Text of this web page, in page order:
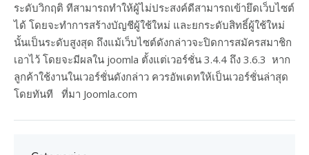
ระดับวิกฤติ ทีสามารถทำให้ผู้ไม่ประสงค์ดีสามารถเข้ายึดเว็บไซต์
ได้ โดยจะทำการสร้างบัญชีผู้ใช้ใหม่ และยกระดับสิทธิ์ผู้ใช้ใหม่
นั้นเป็นระดับสูงสุด ถึงแม้เว็บไซต์ดังกล่าวจะปิดการสมัครสมาชิก
เอาไว้ โดยจะมีผลใน joomla ตั้งแต่เวอร์ชั่น 3.4.4 ถึง 3.6.3 หาก
ลูกค้าใช้งานในเวอร์ชั่นดังกล่าว ควรอัพเดทให้เป็นเวอร์ชั่นล่าสุด
โดยทันที ที่มา Joomla.com